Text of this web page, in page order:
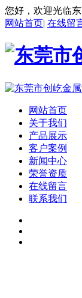
您好，欢迎光临
网站首页| 在线留
网站首页
关于我们
产品展示
客户案例
新闻中心
荣誉资质
在线留言
联系我们